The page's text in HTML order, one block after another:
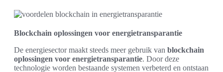
Blockchain oplossingen voor energietransparantie
De energiesector maakt steeds meer gebruik van blockchain
oplossingen voor energietransparantie. Door deze
technologie worden bestaande systemen verbeterd en ontstaan